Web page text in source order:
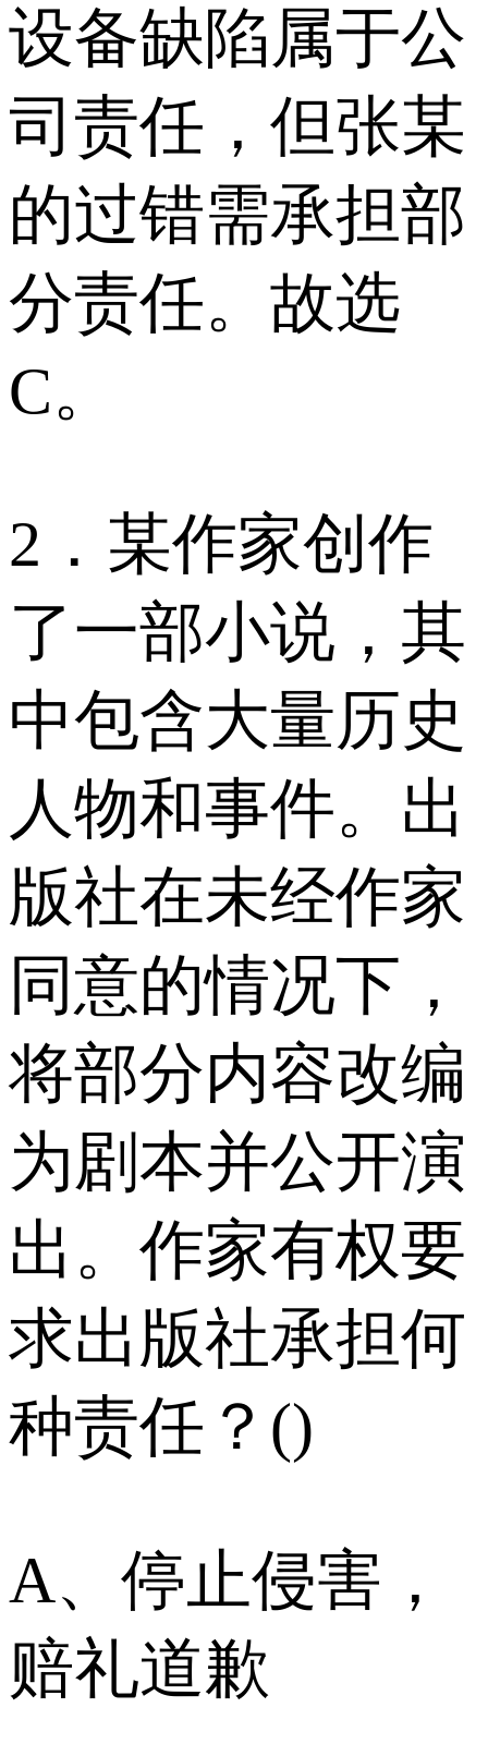
设备缺陷属于公
司责任，但张某
的过错需承担部
分责任。故选
C。
2．某作家创作
了一部小说，其
中包含大量历史
人物和事件。出
版社在未经作家
同意的情况下，
将部分内容改编
为剧本并公开演
出。作家有权要
求出版社承担何
种责任？()
A、停止侵害，
赔礼道歉